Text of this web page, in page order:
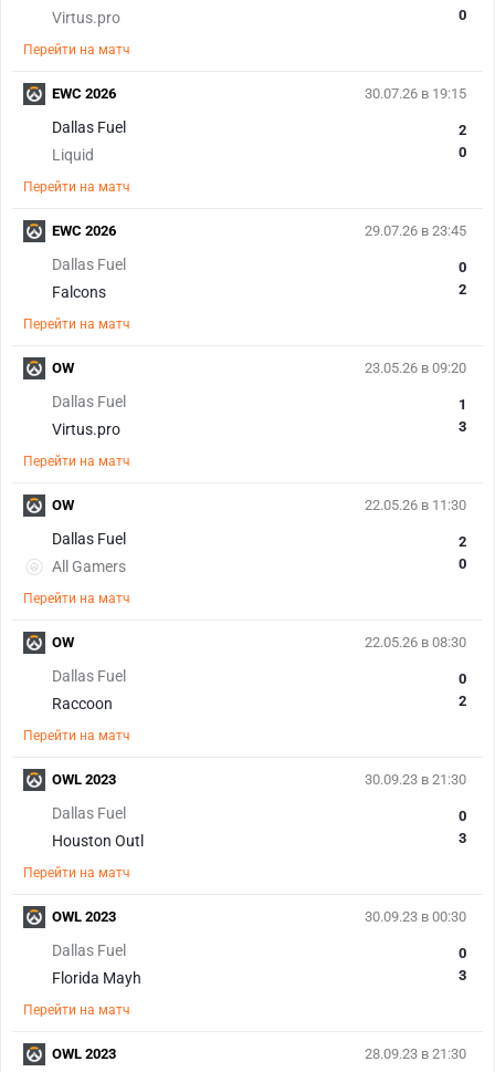
Virtus.pro
0
Перейти на матч
30.07.26 в 19:15
Dallas Fuel
Liquid
2
0
Перейти на матч
EWC 2026
29.07.26 в 23:45
Dallas Fuel
Falcons
0
2
Перейти на матч
EWC 2026
23.05.26 в 09:20
Dallas Fuel
Virtus.pro
1
3
Перейти на матч
OW
22.05.26 в 11:30
Dallas Fuel
All Gamers
2
0
Перейти на матч
OW
22.05.26 в 08:30
Dallas Fuel
Raccoon
0
2
Перейти на матч
OW
30.09.23 в 21:30
Dallas Fuel
Houston Outl
0
3
Перейти на матч
OWL 2023
30.09.23 в 00:30
Dallas Fuel
Florida Mayh
0
3
Перейти на матч
OWL 2023
28.09.23 в 21:30
OWL 2023